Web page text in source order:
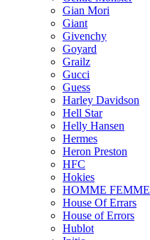
Gian Mori
Giant
Givenchy
Goyard
Grailz
Gucci
Guess
Harley Davidson
Hell Star
Helly Hansen
Hermes
Heron Preston
HFC
Hokies
HOMME FEMME
House Of Errars
House of Errors
Hublot